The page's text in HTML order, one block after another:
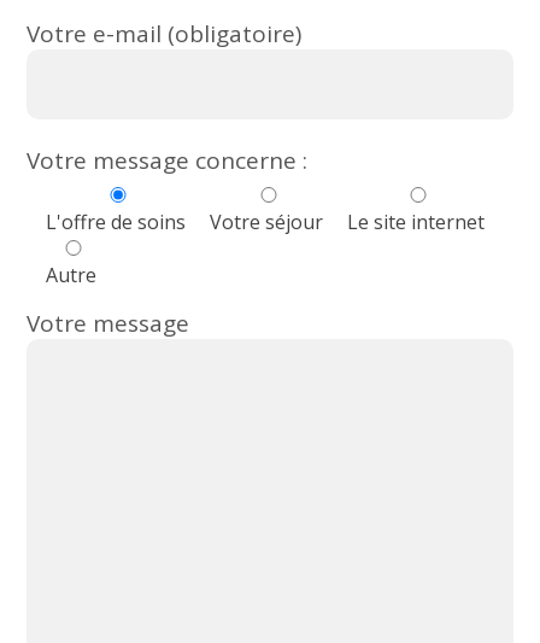
Votre e-mail (obligatoire)
Votre message concerne :
L'offre de soins Votre séjour
Le site internet
Autre
Votre message